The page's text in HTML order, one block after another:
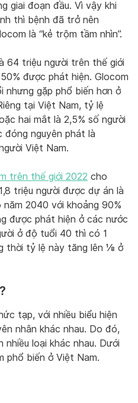
giai đoạn đầu. Vì vậy khi
thì bệnh đã trở nên
là “kẻ trộm tầm nhìn”.
64 triệu người trên thế giới
được phát hiện. Glocom
gặp phổ biến hơn ở
tại Việt Nam, tỷ lệ
hai mắt là 2,5% số người
nguyên phát là
Việt Nam.
trên thế giới 2022 cho
triệu người được dự án là
2040 với khoảng 90%
được phát hiện ở các nước
ở độ tuổi 40 thì có 1
thời tỷ lệ này tăng lên ⅛ ở
tạp, với nhiều biểu hiện
nhân khác nhau. Do đó,
loại khác nhau. Dưới
phổ biến ở Việt Nam.